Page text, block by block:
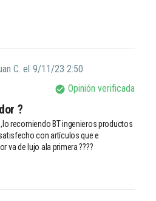
C. el 9/11/23 2:50
check_circle Opinión verificada
?
recomiendo BT ingenieros productos
con artículos que e
va de lujo ala primera ????